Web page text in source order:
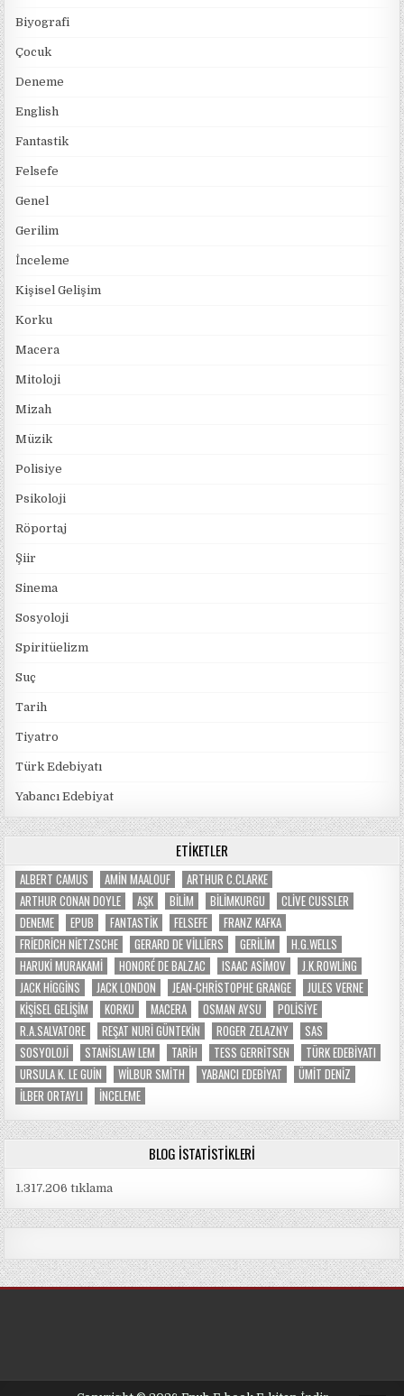
Biyografi
Çocuk
Deneme
English
Fantastik
Felsefe
Genel
Gerilim
İnceleme
Kişisel Gelişim
Korku
Macera
Mitoloji
Mizah
Müzik
Polisiye
Psikoloji
Röportaj
Şiir
Sinema
Sosyoloji
Spiritüelizm
Suç
Tarih
Tiyatro
Türk Edebiyatı
Yabancı Edebiyat
ETIKETLER
ALBERT CAMUS AMIN MAALOUF
ARTHUR C.CLARKE
ARTHUR CONAN DOYLE
AŞK BILIM BILIMKURGU
CLIVE CUSSLER
DENEME
EPUB FANTASTIK FELSEFE
FRANZ KAFKA
FRIEDRICH NIETZSCHE
GERARD DE VILLIERS GERILIM
H.G.WELLS
HARUKI MURAKAMI
HONORÉ DE BALZAC ISAAC ASIMOV
J.K.ROWLING
JACK HIGGINS
JACK LONDON JEAN-CHRISTOPHE GRANGE
JULES VERNE
KIŞISEL GELIŞIM
KORKU MACERA OSMAN AYSU
POLISIYE
R.A.SALVATORE
REŞAT NURI GÜNTEKIN ROGER ZELAZNY
SAS
SOSYOLOJI
STANISLAW LEM TARIH TESS GERRITSEN
TÜRK EDEBIYATI
URSULA K. LE GUIN
WILBUR SMITH YABANCI EDEBIYAT
ÜMIT DENIZ
İLBER ORTAYLI
İNCELEME
BLOG İSTATISTIKLERI
1.317.206 tıklama